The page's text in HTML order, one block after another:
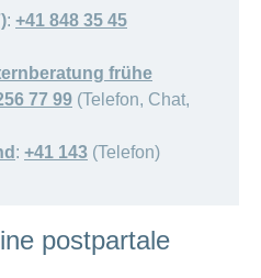
: +41 848 35 45
frühe
77 99 (Telefon, Chat,
: +41 143 (Telefon)
postpartale